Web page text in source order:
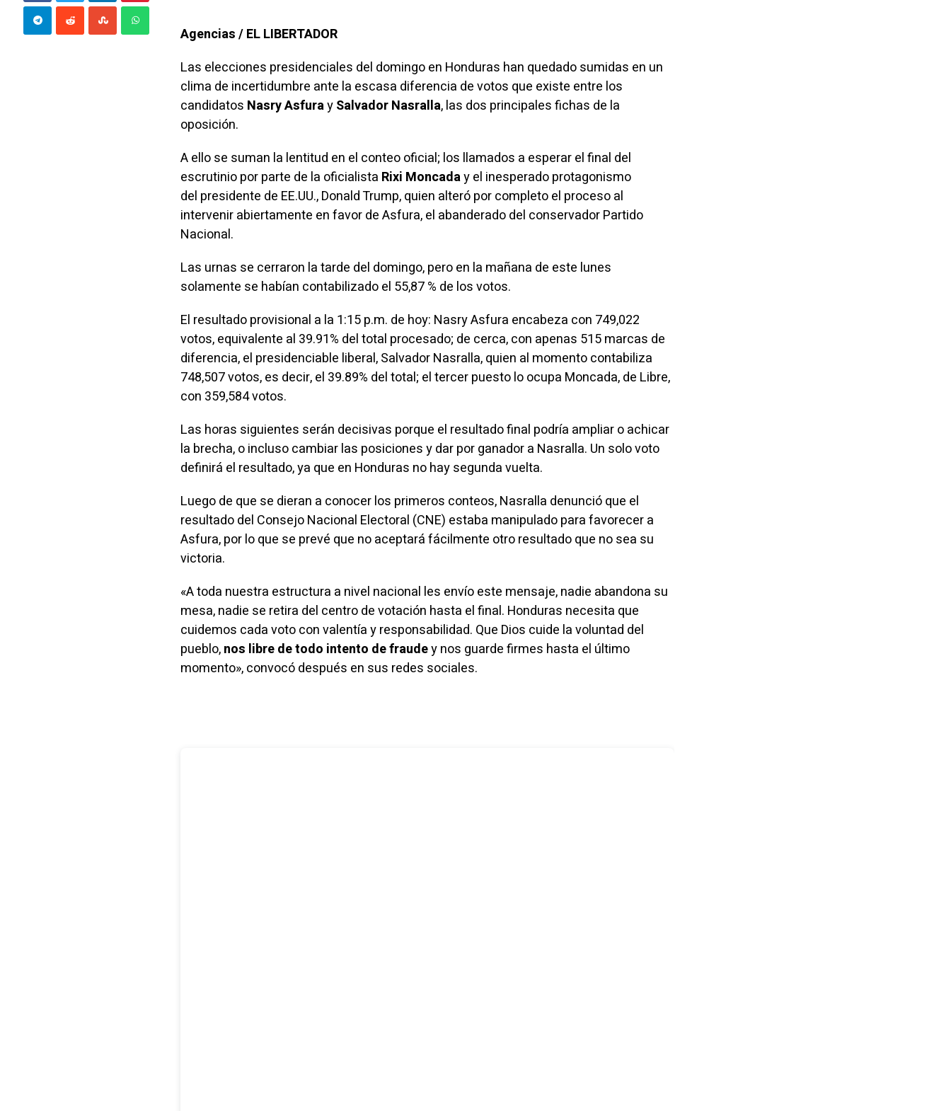
Agencias / EL LIBERTADOR
Las elecciones presidenciales del domingo en Honduras han quedado sumidas en un
clima de incertidumbre ante la escasa diferencia de votos que existe entre los
candidatos Nasry AsfuraySalvador Nasralla, las dos principales fichas de la
oposición.
A ello se suman la lentitud en el conteo oficial; los llamados a esperar el final del
escrutinio por parte de la oficialista Rixi Moncaday el inesperado protagonismo
del presidente de EE.UU., Donald Trump, quien alteró por completo el proceso al
intervenir abiertamente en favor deAsfura, el abanderado del conservador Partido
Nacional.
Las urnas se cerraron la tarde del domingo, pero en la mañana de este lunes
solamente se habían contabilizado el 55,87 % de los votos.
El resultado provisional a la 1:15 p.m. de hoy: Nasry Asfura encabeza con 749,022
votos, equivalente al 39.91% del total procesado; de cerca, con apenas 515 marcas de
diferencia, el presidenciable liberal, Salvador Nasralla, quien al momento contabiliza
748,507 votos, es decir, el 39.89% del total; el tercer puesto lo ocupa Moncada, de Libre,
con 359,584 votos.
Las horas siguientes serán decisivas porque el resultado final podría ampliar o achicar
la brecha, o incluso cambiar las posiciones y dar por ganador a Nasralla. Un solo voto
definirá el resultado, ya que en Honduras no hay segunda vuelta.
Luego de que se dieran a conocer los primeros conteos, Nasralla denuncióque el
resultado del Consejo Nacional Electoral (CNE) estaba manipulado para favorecer a
Asfura, por lo que se prevé que no aceptará fácilmente otro resultado que no sea su
victoria.
«A toda nuestra estructura a nivel nacional les envío este mensaje, nadie abandona su
mesa, nadie se retira del centro de votación hasta el final. Honduras necesita que
cuidemos cada voto con valentía y responsabilidad. Que Dios cuide la voluntad del
pueblo,nos libre de todo intento de fraudey nos guarde firmes hasta el último
momento»,convocódespués en sus redes sociales.